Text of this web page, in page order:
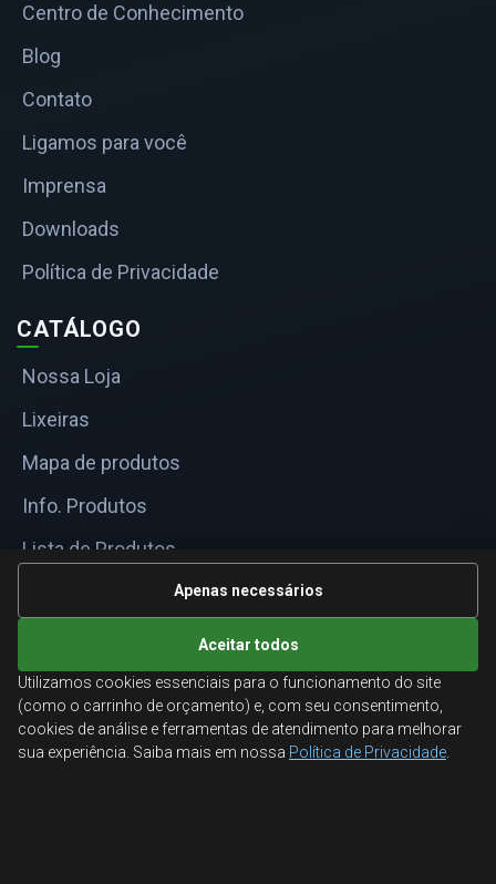
Centro de Conhecimento
Blog
Contato
Ligamos para você
Imprensa
Downloads
Política de Privacidade
CATÁLOGO
Nossa Loja
Lixeiras
Mapa de produtos
Info. Produtos
Lista de Produtos
Informações Técnicas
ATENDIMENTO
Orçamentos corporativos, condições para empresas
e suporte especializado.
Apenas necessários
Aceitar todos
Utilizamos cookies essenciais para o funcionamento do site
(como o carrinho de orçamento) e, com seu consentimento,
cookies de análise e ferramentas de atendimento para melhorar
sua experiência. Saiba mais em nossa Política de Privacidade